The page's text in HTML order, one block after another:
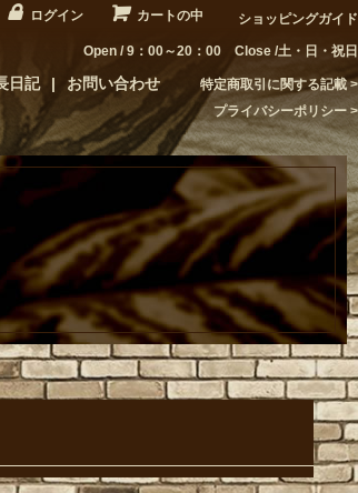
ログイン カートの中 ショッピングガイド
Open / 9：00～20：00 Close /土・日・祝日
日記 お問い合わせ
特定商取引に関する記載
プライバシーポリシー